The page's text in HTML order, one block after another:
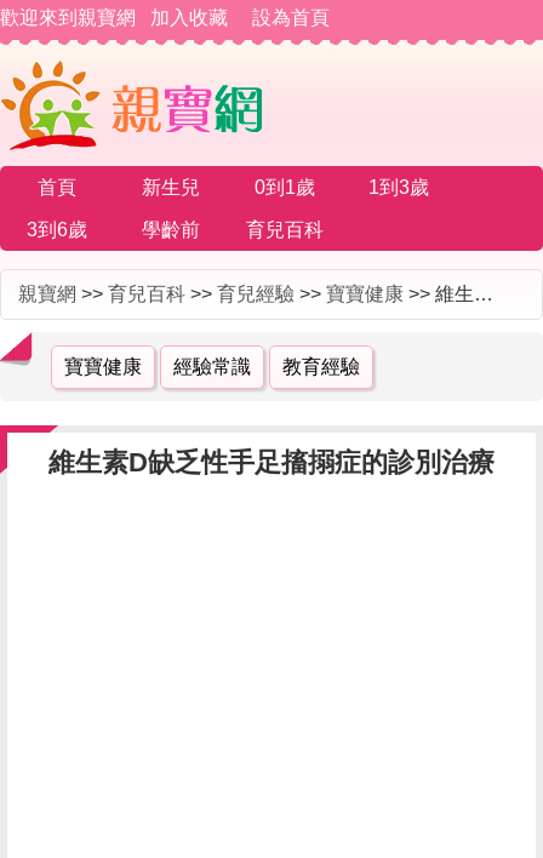
歡迎來到親寶網 加入收藏 設為首頁
首頁 新生兒 0到1歲 1到3歲
3到6歲 學齡前 育兒百科
親寶網 >> 育兒百科 >> 育兒經驗 >> 寶寶健康 >> 維生素D缺乏性手足搐搦症的診別治療
寶寶健康 經驗常識 教育經驗
維生素D缺乏性手足搐搦症的診別治療